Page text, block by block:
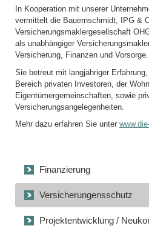
In Kooperation mit unserer
vermittelt die Bauernschmidt, IPG &
Versicherungsmaklergesellschaft
als unabhängiger
Versicherung, Finanzen und Vorsorge.
Sie betreut mit langjähriger
Bereich privaten Investoren, der
Eigentümergemeinschaften, sowie
Versicherungsangelegenheiten.
Mehr dazu erfahren Sie unter
Finanzierung
Versicherungensschutz
Projektentwicklung /